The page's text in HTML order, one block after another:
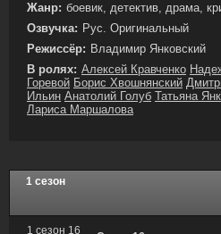
Жанр: боевик, детектив, драма,
Озвучка: Рус. Оригинальный
Режиссёр: Владимир Янковский
В ролях: Алексей Кравченко
Горевой Борис Хвошнянский
Ильин Анатолий Голуб Татьяна
Лариса Маршалова
1 сезон
1 сезон 16